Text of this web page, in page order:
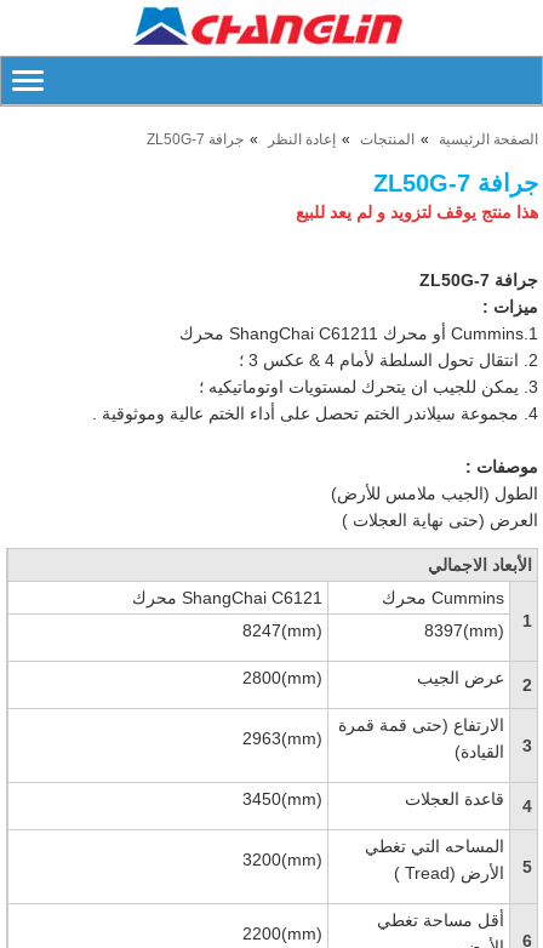
الصفحة الرئيسية المنتجات إعادة النظر جرافة ZL50G-7
جرافة ZL50G-7
هذا منتج يوقف لتزويد و لم يعد للبيع
جرافة ZL50G-7
ميزات :
1.Cummins أو محرك ShangChai C61211 محرك
2. انتقال تحول السلطة لأمام 4 & عكس 3 ؛
3. يمكن للجيب ان يتحرك لمستويات اوتوماتيكيه ؛
4. مجموعة سيلاندر الختم تحصل على أداء الختم عالية وموثوقية .
موصفات :
الطول (الجيب ملامس للأرض)
العرض (حتى نهاية العجلات )
الأبعاد الاجمالي
1
Cummins محرك ShangChai C6121 محرك
8397(mm)
8247(mm)
2 عرض الجيب 2800(mm)
3
الارتفاع (حتى قمة قمرة
القيادة)
2963(mm)
4 قاعدة العجلات 3450(mm)
5
المساحه التي تغطي
الأرض (Tread
)
3200(mm)
6
أقل مساحة تغطي
2200(mm)